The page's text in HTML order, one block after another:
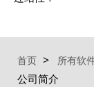
首页 所有软
公司简介